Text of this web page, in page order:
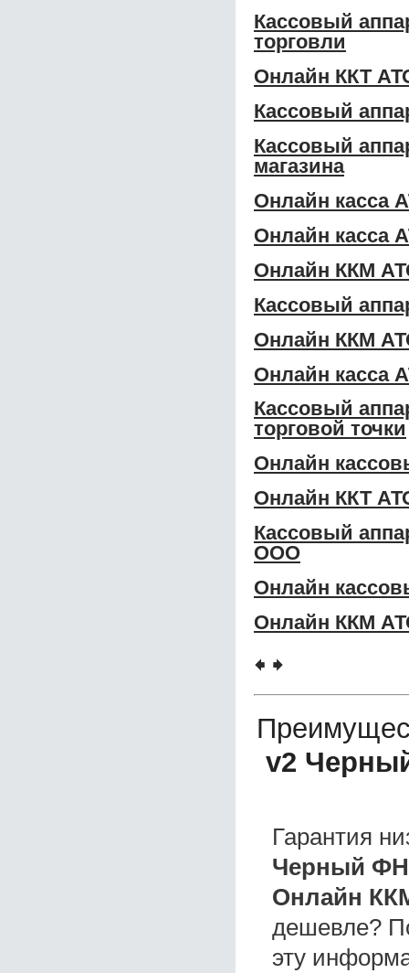
Кассовый
торговли
Онлайн ККТ
Кассовый
Кассовый
магазина
Онлайн касса
Онлайн касса
Онлайн ККМ
Кассовый
Онлайн ККМ
Онлайн касса
Кассовый
торговой точки
Онлайн
Онлайн ККТ
Кассовый
ООО
Онлайн
Онлайн ККМ
🠸 🠺
v2
Гарантия
Черный
Онлайн
дешевле?
эту